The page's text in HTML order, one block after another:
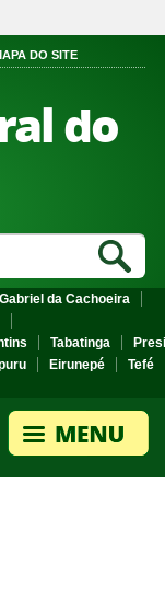
DO SITE
do
da Cachoeira
Tabatinga
Eirunepé
Tefé